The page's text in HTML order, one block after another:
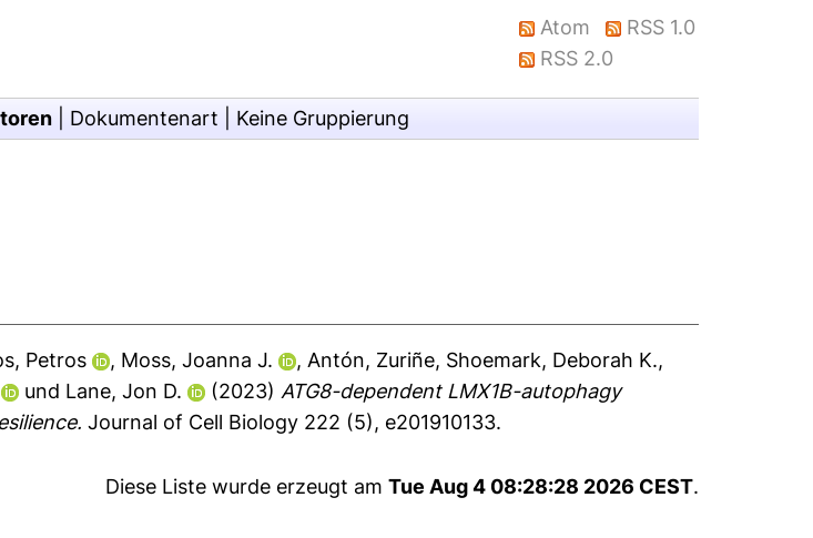
Atom
RSS 1.0
RSS 2.0
Dokumentenart Keine Gruppierung
Petros , Moss, Joanna J. , Antón, Zuriñe, Shoemark, Deborah K.,
und Lane, Jon D. (2023) ATG8-dependent LMX1B-autophagy
Journal of Cell Biology 222 (5), e201910133.
Diese Liste wurde erzeugt am Tue Aug 4 08:28:28 2026 CEST.